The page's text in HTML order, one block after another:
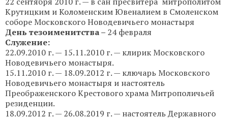
Крутицким и Коломенским Ювеналием в Смоленском
соборе Московского Новодевичьего монастыря
День тезоименитства – 24 февраля
Служение:
22.09.2010 г. — 15.11.2010 г. — клирик Московского
Новодевичьего монастыря.
15.11.2010 г. — 18.09.2012 г. — ключарь Московского
Новодевичьего монастыря и настоятель
Преображенского Крестового храма Митрополичьей
резиденции.
18.09.2012 г. — 26.08.2019 г. — настоятель Державного